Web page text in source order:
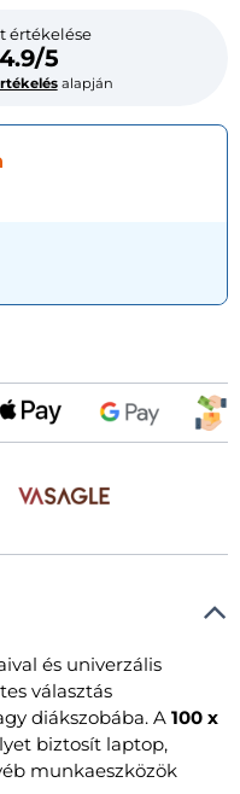
értékelése
4.9/5
alapján
és univerzális
választás
diákszobába. A 100 x
biztosít laptop,
munkaeszközök